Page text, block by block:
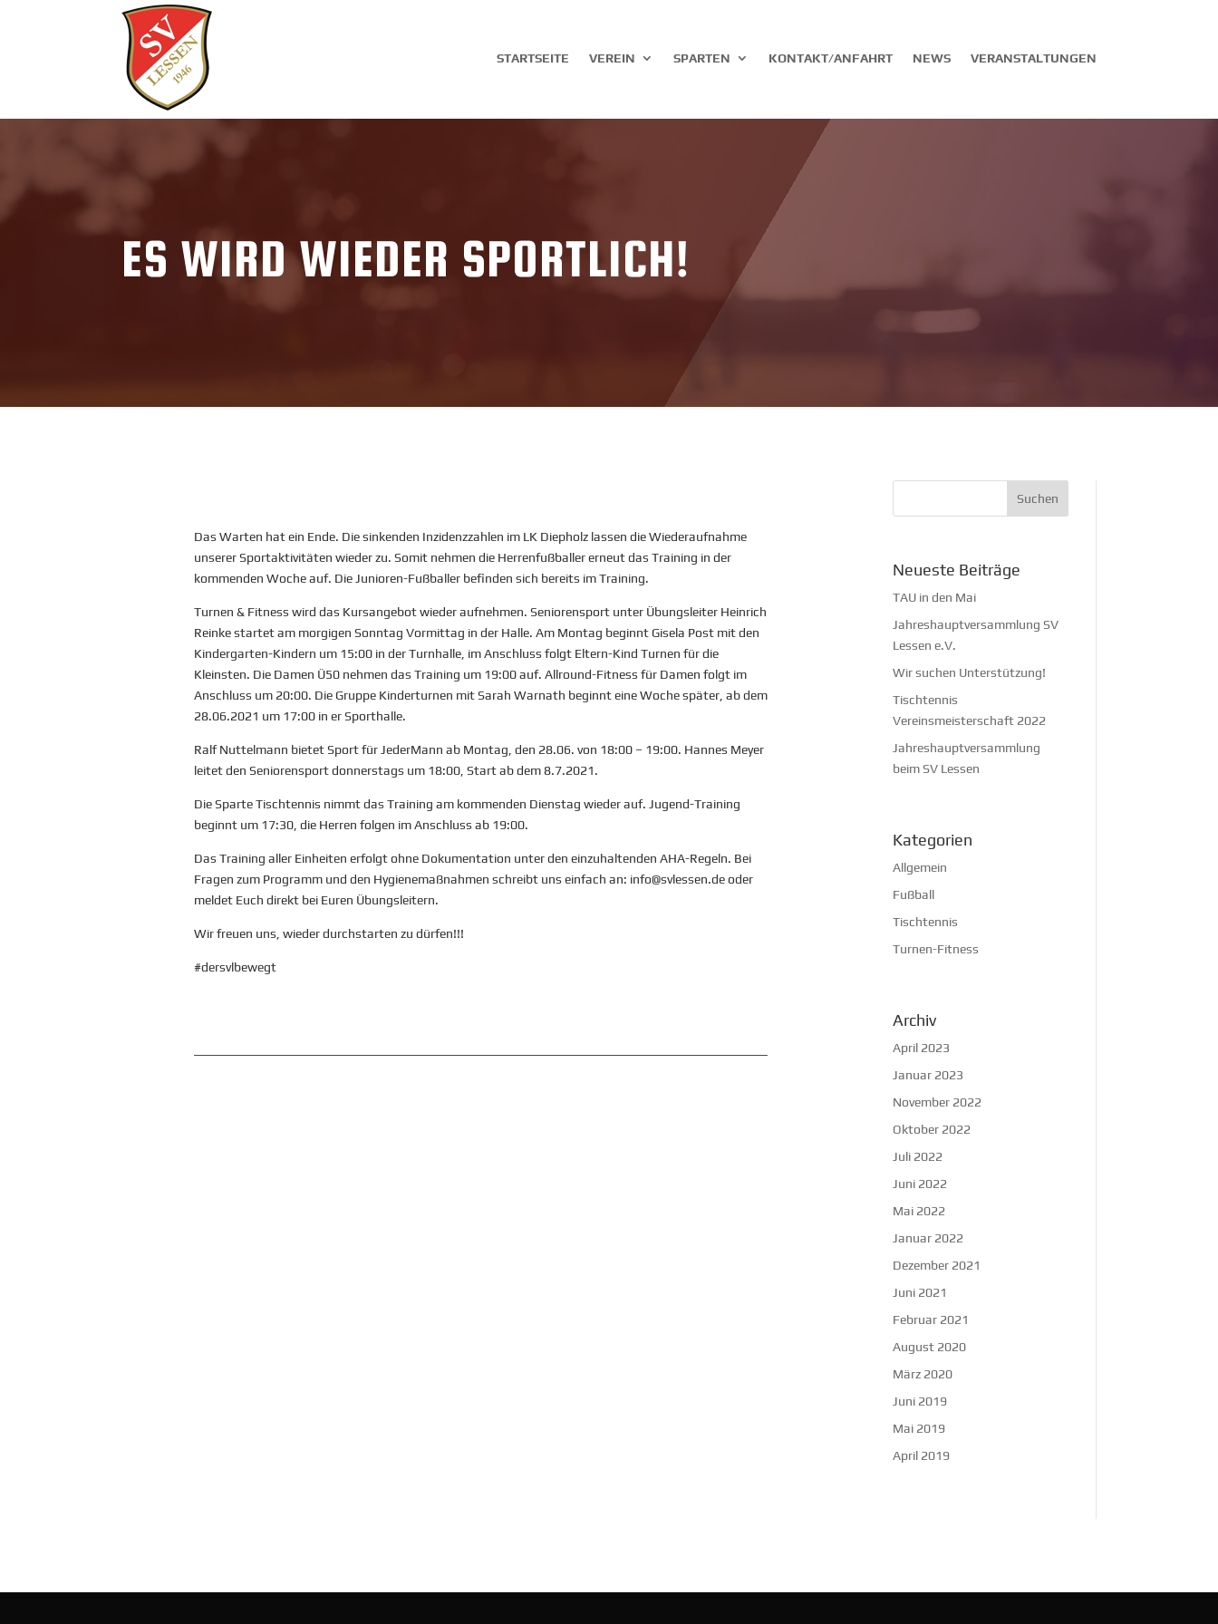
STARTSEITE VEREIN SPARTEN KONTAKT/ANFAHRT NEWS VERANSTALTUNGEN
ES WIRD WIEDER SPORTLICH!
Das Warten hat ein Ende. Die sinkenden Inzidenzzahlen im LK Diepholz lassen die Wiederaufnahme
unserer Sportaktivitäten wieder zu. Somit nehmen die Herrenfußballer erneut das Training in der
kommenden Woche auf. Die Junioren-Fußballer befinden sich bereits im Training.
Turnen & Fitness wird das Kursangebot wieder aufnehmen. Seniorensport unter Übungsleiter Heinrich
Reinke startet am morgigen Sonntag Vormittag in der Halle. Am Montag beginnt Gisela Post mit den
Kindergarten-Kindern um 15:00 in der Turnhalle, im Anschluss folgt Eltern-Kind Turnen für die
Kleinsten. Die Damen Ü50 nehmen das Training um 19:00 auf. Allround-Fitness für Damen folgt im
Anschluss um 20:00. Die Gruppe Kinderturnen mit Sarah Warnath beginnt eine Woche später, ab dem
28.06.2021 um 17:00 in er Sporthalle.
Ralf Nuttelmann bietet Sport für JederMann ab Montag, den 28.06. von 18:00 – 19:00. Hannes Meyer
leitet den Seniorensport donnerstags um 18:00, Start ab dem 8.7.2021.
Die Sparte Tischtennis nimmt das Training am kommenden Dienstag wieder auf. Jugend-Training
beginnt um 17:30, die Herren folgen im Anschluss ab 19:00.
Das Training aller Einheiten erfolgt ohne Dokumentation unter den einzuhaltenden AHA-Regeln. Bei
Fragen zum Programm und den Hygienemaßnahmen schreibt uns einfach an: info@svlessen.de oder
meldet Euch direkt bei Euren Übungsleitern.
Wir freuen uns, wieder durchstarten zu dürfen!!!
#dersvlbewegt
Neueste Beiträge
TAU in den Mai
Jahreshauptversammlung SV
Lessen e.V.
Wir suchen Unterstützung!
Tischtennis
Vereinsmeisterschaft 2022
Jahreshauptversammlung
beim SV Lessen
Kategorien
Allgemein
Fußball
Tischtennis
Turnen-Fitness
Archiv
April 2023
Januar 2023
November 2022
Oktober 2022
Juli 2022
Juni 2022
Mai 2022
Januar 2022
Dezember 2021
Juni 2021
Februar 2021
August 2020
März 2020
Juni 2019
Mai 2019
April 2019